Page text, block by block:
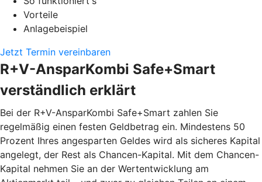
Vorteile
Anlagebeispiel
Jetzt Termin vereinbaren
R+V-AnsparKombi Safe+Smart
verständlich erklärt
Bei der R+V-AnsparKombi Safe+Smart zahlen Sie
regelmäßig einen festen Geldbetrag ein. Mindestens 50
Prozent Ihres angesparten Geldes wird als sicheres Kapital
angelegt, der Rest als Chancen-Kapital. Mit dem Chancen-
Kapital nehmen Sie an der Wertentwicklung am